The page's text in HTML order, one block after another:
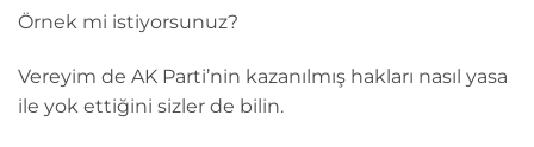
Örnek mi istiyorsunuz?
Vereyim de AK Parti’nin kazanılmış hakları nasıl yasa
ile yok ettiğini sizler de bilin.